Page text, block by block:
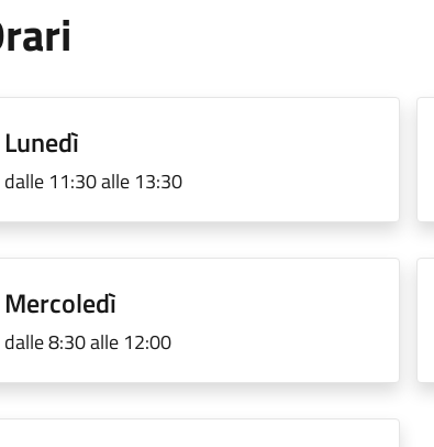
Lunedì
dalle 11:30 alle 13:30
Mercoledì
dalle 8:30 alle 12:00